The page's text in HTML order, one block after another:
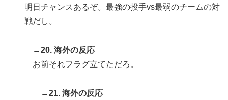
明日チャンスあるぞ。最強の投手vs最弱のチームの対
戦だし。
→20. 海外の反応
お前それフラグ立てただろ。
→21. 海外の反応